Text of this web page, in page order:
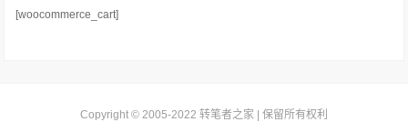
[woocommerce_cart]
Copyright © 2005-2022 转笔者之家 | 保留所有权利